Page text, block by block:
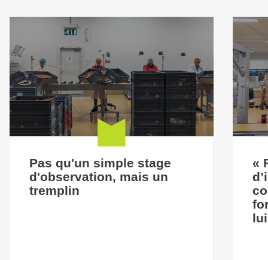
Pas qu'un simple stage
d'observation, mais un
tremplin
«